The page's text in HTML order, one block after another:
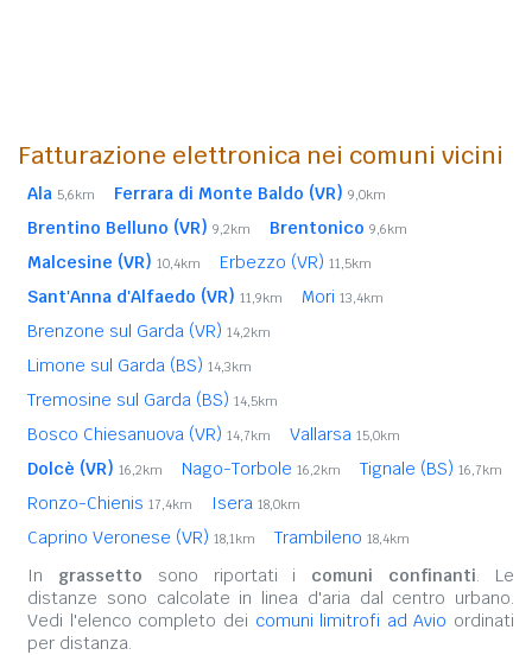
Fatturazione elettronica nei comuni vicini
Ala 5,6km Ferrara di Monte Baldo (VR) 9,0km
Brentino Belluno (VR) 9,2km Brentonico 9,6km
Malcesine (VR) 10,4km Erbezzo (VR) 11,5km
Sant'Anna d'Alfaedo (VR) 11,9km Mori 13,4km
Brenzone sul Garda (VR) 14,2km
Limone sul Garda (BS) 14,3km
Tremosine sul Garda (BS) 14,5km
Bosco Chiesanuova (VR) 14,7km Vallarsa 15,0km
Dolcè (VR) 16,2km Nago-Torbole 16,2km Tignale (BS) 16,7km
Ronzo-Chienis 17,4km Isera 18,0km
Caprino Veronese (VR) 18,1km Trambileno 18,4km
In grassetto sono riportati i comuni confinanti. Le
distanze sono calcolate in linea d'aria dal centro urbano.
Vedi l'elenco completo dei comuni limitrofi ad Avio ordinati
per distanza.